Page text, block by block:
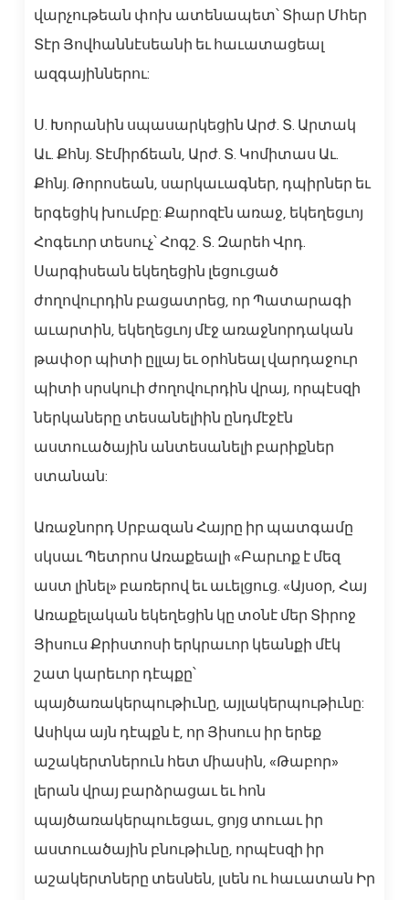
վարչութեան փոխ ատենապետ՝ Տիար Մհեր
Տէր Յովհաննէսեանի եւ հաւատացեալ
ազգայիններու:
Ս. Խորանին սպասարկեցին Արժ. Տ. Արտակ
Աւ. Քհնյ. Տէմիրճեան, Արժ. Տ. Կոմիտաս Աւ.
Քհնյ. Թորոսեան, սարկաւագներ, դպիրներ եւ
երգեցիկ խումբը: Քարոզէն առաջ, եկեղեցւոյ
Հոգեւոր տեսուչ՝ Հոգշ. Տ. Զարեհ Վրդ.
Սարգիսեան եկեղեցին լեցուցած
ժողովուրդին բացատրեց, որ Պատարագի
աւարտին, եկեղեցւոյ մէջ առաջնորդական
թափօր պիտի ըլլայ եւ օրհնեալ վարդաջուր
պիտի սրսկուի ժողովուրդին վրայ, որպէսզի
ներկաները տեսանելիին ընդմէջէն
աստուածային անտեսանելի բարիքներ
ստանան:
Առաջնորդ Սրբազան Հայրը իր պատգամը
սկսաւ Պետրոս Առաքեալի «Բարւոք է մեզ
աստ լինել» բառերով եւ աւելցուց. «Այսօր, Հայ
Առաքելական եկեղեցին կը տօնէ մեր Տիրոջ
Յիսուս Քրիստոսի երկրաւոր կեանքի մէկ
շատ կարեւոր դէպքը՝
պայծառակերպութիւնը, այլակերպութիւնը:
Ասիկա այն դէպքն է, որ Յիսուս իր երեք
աշակերտներուն հետ միասին, «Թաբոր»
լերան վրայ բարձրացաւ եւ հոն
պայծառակերպուեցաւ, ցոյց տուաւ իր
աստուածային բնութիւնը, որպէսզի իր
աշակերտները տեսնեն, լսեն ու հաւատան Իր